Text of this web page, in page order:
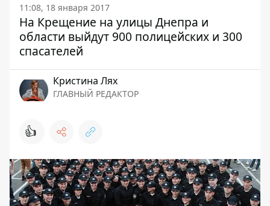
11:08, 18 января 2017
На Крещение на улицы Днепра и
области выйдут 900 полицейских и 300
спасателей
Кристина Лях
ГЛАВНЫЙ РЕДАКТОР
👍